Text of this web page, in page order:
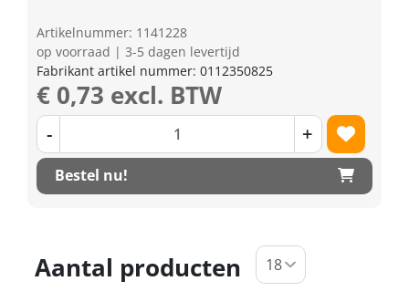
Artikelnummer: 1141228
op voorraad | 3-5 dagen levertijd
Fabrikant artikel nummer: 0112350825
€ 0,73 excl. BTW
- +
Bestel nu!
Aantal producten